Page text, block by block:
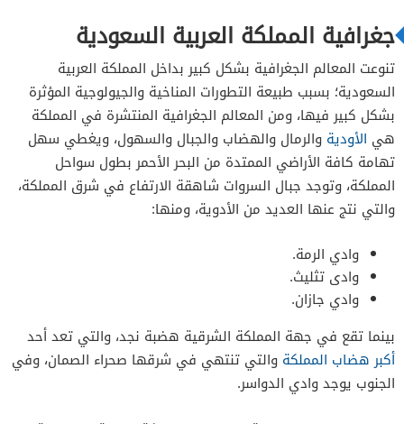
جغرافية المملكة العربية السعودية
تنوعت المعالم الجغرافية بشكل كبير بداخل المملكة العربية
السعودية؛ بسبب طبيعة التطورات المناخية والجيولوجية المؤثرة
بشكل كبير فيها، ومن المعالم الجغرافية المنتشرة في المملكة
هي الأودية والرمال والهضاب والجبال والسهول، ويغطي سهل
تهامة كافة الأراضي الممتدة من البحر الأحمر بطول سواحل
المملكة، وتوجد جبال السروات شاهقة الارتفاع في شرق المملكة،
والتي نتج عنها العديد من الأدوية، ومنها:
وادي الرمة.
وادى تثليث.
وادي جازان.
بينما تقع في جهة المملكة الشرقية هضبة نجد، والتي تعد أحد
أكبر هضاب المملكة والتي تنتهي في شرقها صحراء الصمان، وفي
الجنوب يوجد وادي الدواسر.